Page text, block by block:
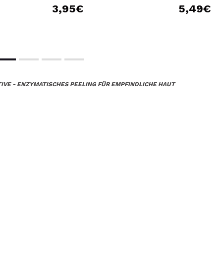
3,95€ 5,49€
- ENZYMATISCHES PEELING FÜR EMPFINDLICHE HAUT